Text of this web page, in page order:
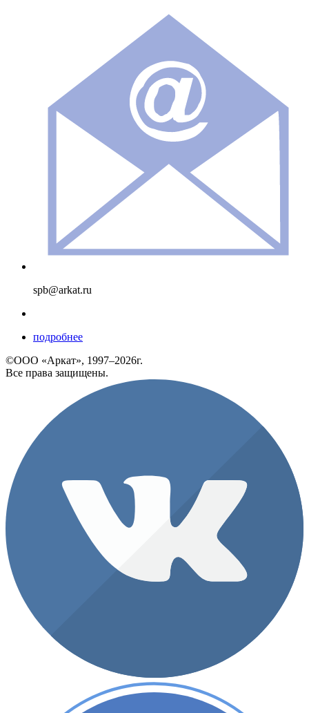
spb@arkat.ru
подробнее
©ООО «Аркат», 1997–2026г.
Все права защищены.